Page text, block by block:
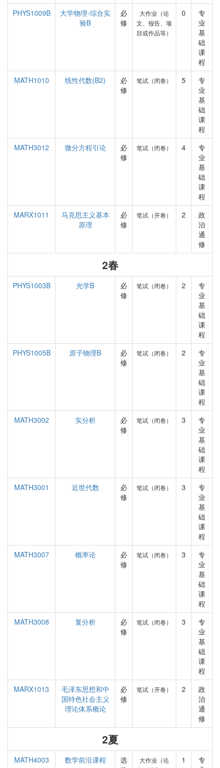
PHYS1009B
大学物理-综合实
验B
必
修
大作业（论
文、报告、项
目或作品等）
0
专
业
基
础
课
程
MATH1010
线性代数(B2)
必
修
笔试（闭卷） 5
专
业
基
础
课
程
MATH3012
微分方程引论
必
修
笔试（闭卷） 4
专
业
基
础
课
程
MARX1011
马克思主义基本
原理
必
修
笔试（开卷） 2
政
治
通
修
2春
PHYS1003B 光学B
必
修
笔试（闭卷） 2
专
业
基
础
课
程
PHYS1005B
原子物理B
必
修
笔试（闭卷） 2
专
业
基
础
课
程
MATH3002
实分析
必
修
笔试（闭卷） 3
专
业
基
础
课
程
MATH3001
近世代数
必
修
笔试（闭卷） 3
专
业
基
础
课
程
MATH3007
概率论
必
修
笔试（闭卷） 3
专
业
基
础
课
程
MATH3008
复分析
必
修
笔试（闭卷） 3
专
业
基
础
课
程
MARX1013
毛泽东思想和中
国特色社会主义
理论体系概论
必
修
笔试（开卷） 2
政
治
通
修
2夏
MATH4003 数学前沿课程
选
大作业（论
1
专